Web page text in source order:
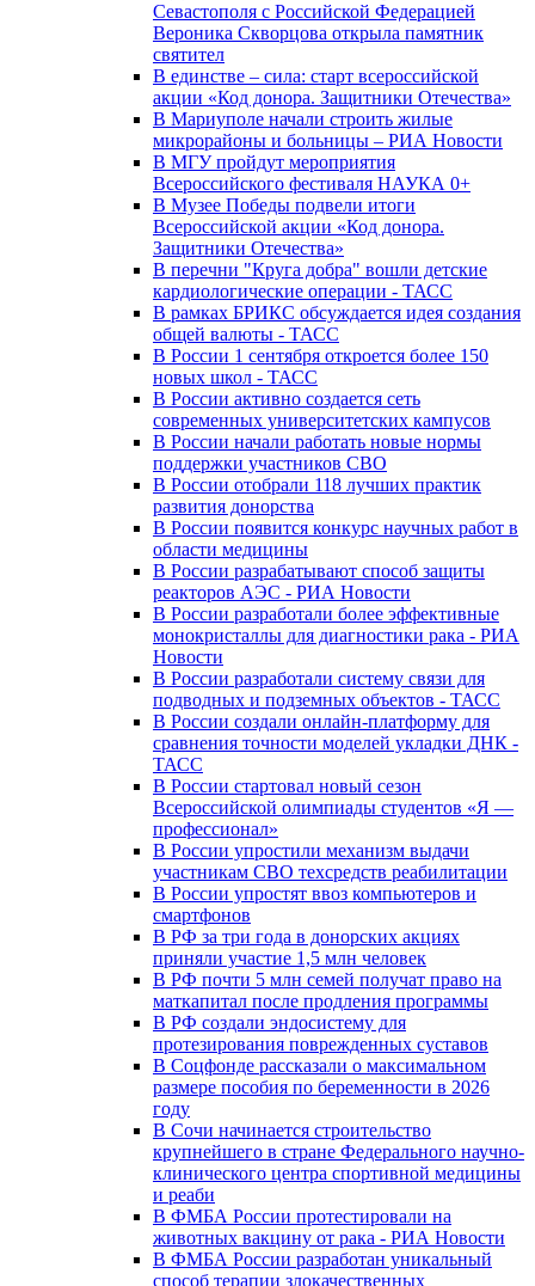
Севастополя с Российской Федерацией
Вероника Скворцова открыла памятник
святител
В единстве – сила: старт всероссийской
акции «Код донора. Защитники Отечества»
В Мариуполе начали строить жилые
микрорайоны и больницы – РИА Новости
В МГУ пройдут мероприятия
Всероссийского фестиваля НАУКА 0+
В Музее Победы подвели итоги
Всероссийской акции «Код донора.
Защитники Отечества»
В перечни "Круга добра" вошли детские
кардиологические операции - ТАСС
В рамках БРИКС обсуждается идея создания
общей валюты - ТАСС
В России 1 сентября откроется более 150
новых школ - ТАСС
В России активно создается сеть
современных университетских кампусов
В России начали работать новые нормы
поддержки участников СВО
В России отобрали 118 лучших практик
развития донорства
В России появится конкурс научных работ в
области медицины
В России разрабатывают способ защиты
реакторов АЭС - РИА Новости
В России разработали более эффективные
монокристаллы для диагностики рака - РИА
Новости
В России разработали систему связи для
подводных и подземных объектов - ТАСС
В России создали онлайн-платформу для
сравнения точности моделей укладки ДНК -
ТАСС
В России стартовал новый сезон
Всероссийской олимпиады студентов «Я —
профессионал»
В России упростили механизм выдачи
участникам СВО техсредств реабилитации
В России упростят ввоз компьютеров и
смартфонов
В РФ за три года в донорских акциях
приняли участие 1,5 млн человек
В РФ почти 5 млн семей получат право на
маткапитал после продления программы
В РФ создали эндосистему для
протезирования поврежденных суставов
В Соцфонде рассказали о максимальном
размере пособия по беременности в 2026
году
В Сочи начинается строительство
крупнейшего в стране Федерального научно-
клинического центра спортивной медицины
и реаби
В ФМБА России протестировали на
животных вакцину от рака - РИА Новости
В ФМБА России разработан уникальный
способ терапии злокачественных